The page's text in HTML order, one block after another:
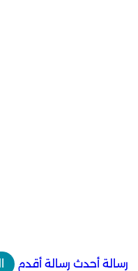
رسالة أحدث رسالة أقدم